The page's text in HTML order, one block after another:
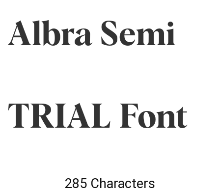
Albra Semi
TRIAL Font
285 Characters